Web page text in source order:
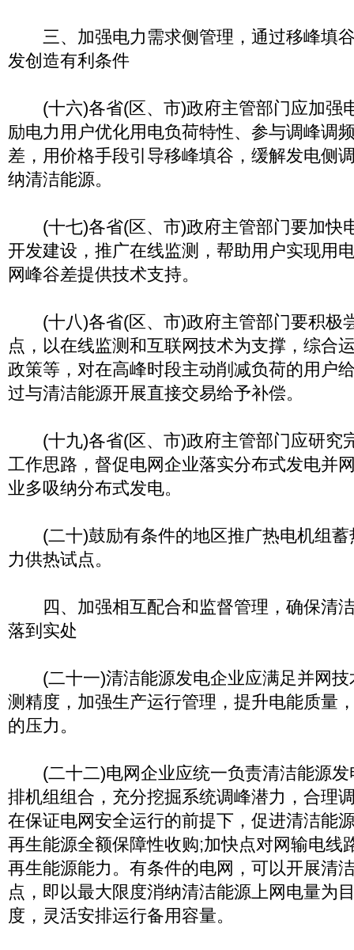
三、加强电力需求侧管理，通过移峰填
发创造有利条件
(十六)各省(区、市)政府主管部门应加强
励电力用户优化用电负荷特性、参与调峰调
差，用价格手段引导移峰填谷，缓解发电侧
纳清洁能源。
(十七)各省(区、市)政府主管部门要加快
开发建设，推广在线监测，帮助用户实现用
网峰谷差提供技术支持。
(十八)各省(区、市)政府主管部门要积极
点，以在线监测和互联网技术为支撑，综合
政策等，对在高峰时段主动削减负荷的用户
过与清洁能源开展直接交易给予补偿。
(十九)各省(区、市)政府主管部门应研究
工作思路，督促电网企业落实分布式发电并
业多吸纳分布式发电。
(二十)鼓励有条件的地区推广热电机组蓄
力供热试点。
四、加强相互配合和监督管理，确保清
落到实处
(二十一)清洁能源发电企业应满足并网技
测精度，加强生产运行管理，提升电能质量
的压力。
(二十二)电网企业应统一负责清洁能源发
排机组组合，充分挖掘系统调峰潜力，合理
在保证电网安全运行的前提下，促进清洁能
再生能源全额保障性收购;加快点对网输电线
再生能源能力。有条件的电网，可以开展清
点，即以最大限度消纳清洁能源上网电量为
度，灵活安排运行备用容量。